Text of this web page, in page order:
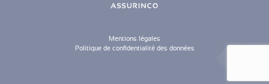
Mentions légales
Politique de confidentialité des données